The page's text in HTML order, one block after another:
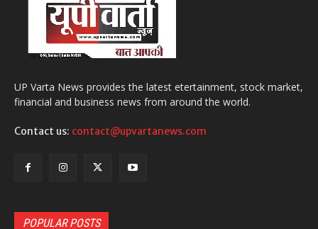
UP Varta News provides the latest etertainment, stock market,
financial and business news from around the world.
Contact us: contact@upvartanews.com
POPULAR POSTS